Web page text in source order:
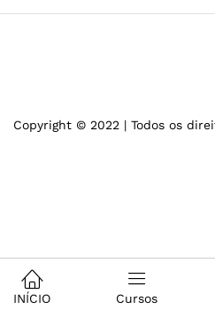
Copyright © 2022 | Todos os
INÍCIO Cursos